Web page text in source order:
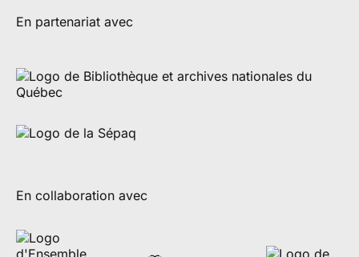
En partenariat avec
En collaboration avec